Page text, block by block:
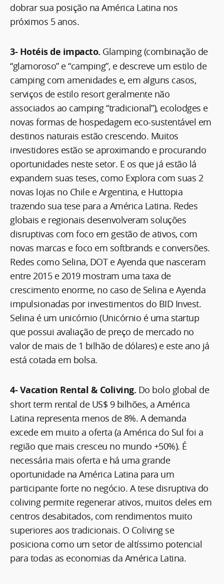
dobrar sua posição na América Latina nos
próximos 5 anos.
3- Hotéis de impacto. Glamping (combinação de
“glamoroso” e “camping”, e descreve um estilo de
camping com amenidades e, em alguns casos,
serviços de estilo resort geralmente não
associados ao camping “tradicional”), ecolodges e
novas formas de hospedagem eco-sustentável em
destinos naturais estão crescendo. Muitos
investidores estão se aproximando e procurando
oportunidades neste setor. E os que já estão lá
expandem suas teses, como Explora com suas 2
novas lojas no Chile e Argentina, e Huttopia
trazendo sua tese para a América Latina. Redes
globais e regionais desenvolveram soluções
disruptivas com foco em gestão de ativos, com
novas marcas e foco em softbrands e conversões.
Redes como Selina, DOT e Ayenda que nasceram
entre 2015 e 2019 mostram uma taxa de
crescimento enorme, no caso de Selina e Ayenda
impulsionadas por investimentos do BID Invest.
Selina é um unicórnio (Unicórnio é uma startup
que possui avaliação de preço de mercado no
valor de mais de 1 bilhão de dólares) e este ano já
está cotada em bolsa.
4- Vacation Rental & Coliving. Do bolo global de
short term rental de US$ 9 bilhões, a América
Latina representa menos de 8%. A demanda
excede em muito a oferta (a América do Sul foi a
região que mais cresceu no mundo +50%). É
necessária mais oferta e há uma grande
oportunidade na América Latina para um
participante forte no negócio. A tese disruptiva do
coliving permite regenerar ativos, muitos deles em
centros desabitados, com rendimentos muito
superiores aos tradicionais. O Coliving se
posiciona como um setor de altíssimo potencial
para todas as economias da América Latina.